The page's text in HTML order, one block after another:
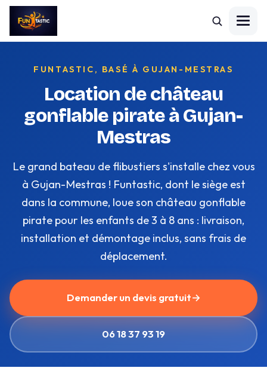
FUNTASTIC, BASÉ À GUJAN-MESTRAS
Location de château
gonflable pirate à Gujan-
Mestras
Le grand bateau de flibustiers s'installe chez vous
à Gujan-Mestras ! Funtastic, dont le siège est
dans la commune, loue son château gonflable
pirate pour les enfants de 3 à 8 ans : livraison,
installation et démontage inclus, sans frais de
déplacement.
Demander un devis gratuit→
06 18 37 93 19